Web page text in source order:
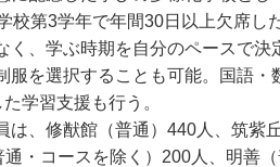
校第3学年で年間30日以上欠席し
く、学ぶ時期を自分のペースで
服を選択することも可能。国語
学習支援も行う。
、修猷館（普通）440人、筑紫
・コースを除く）200人、明善